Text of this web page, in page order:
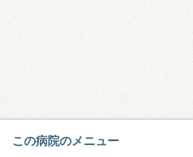
この病院のメニュー